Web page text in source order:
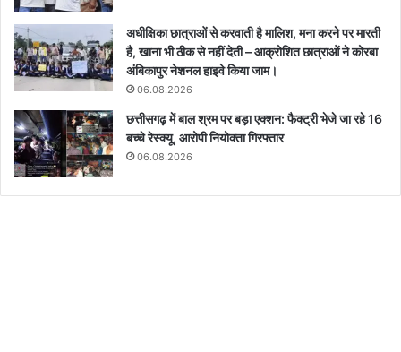
अधीक्षिका छात्राओं से करवाती है मालिश, मना करने पर मारती
है, खाना भी ठीक से नहीं देती – आक्रोशित छात्राओं ने कोरबा
अंबिकापुर नेशनल हाइवे किया जाम।
06.08.2026
छत्तीसगढ़ में बाल श्रम पर बड़ा एक्शन: फैक्ट्री भेजे जा रहे 16
बच्चे रेस्क्यू, आरोपी नियोक्ता गिरफ्तार
06.08.2026